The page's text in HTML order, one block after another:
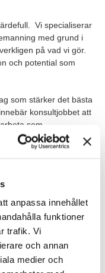
anpassa innehållet
funktioner
trafik. Vi
och annan
medier och
Vi specialiserar
med grund i
på vad vi gör.
och potential som
som stärker det bästa
konsultjobbet att
som
din arbetsplats hos
du:
utbildning eller
information på olika
att skapa långsiktiga